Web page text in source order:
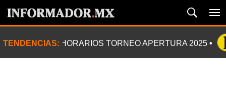
TENDENCIAS: HORARIOS TORNEO APERTURA 2025